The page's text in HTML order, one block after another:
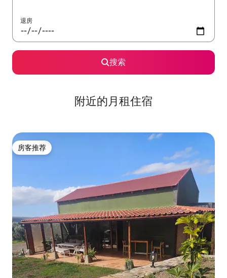
退房
搜索
附近的月租住宿
房客推荐
房客推荐